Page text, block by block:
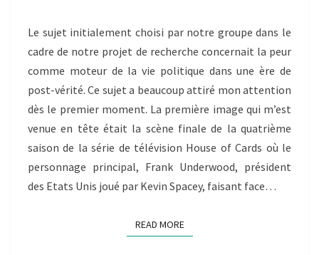
POST-
VÉRITÉ
–
BILLET
INDIVIDUEL
–
BRUNA
HOFFREUMON
Le sujet initialement choisi par notre groupe dans le
cadre de notre projet de recherche concernait la peur
comme moteur de la vie politique dans une ère de
post-vérité. Ce sujet a beaucoup attiré mon attention
dès le premier moment. La première image qui m’est
venue en tête était la scène finale de la quatrième
saison de la série de télévision House of Cards où le
personnage principal, Frank Underwood, président
des Etats Unis joué par Kevin Spacey, faisant face…
READ MOREREAD MORE